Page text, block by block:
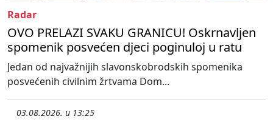
Radar
OVO PRELAZI SVAKU GRANICU! Oskrnavljen
spomenik posvećen djeci poginuloj u ratu
Jedan od najvažnijih slavonskobrodskih spomenika
posvećenih civilnim žrtvama Dom...
03.08.2026. u 13:25